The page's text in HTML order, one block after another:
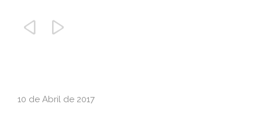
 
10 de Abril de 2017